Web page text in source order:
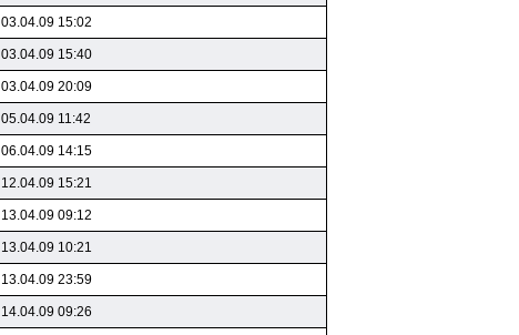
03.04.09 15:02
03.04.09 15:40
03.04.09 20:09
05.04.09 11:42
06.04.09 14:15
12.04.09 15:21
13.04.09 09:12
13.04.09 10:21
13.04.09 23:59
14.04.09 09:26